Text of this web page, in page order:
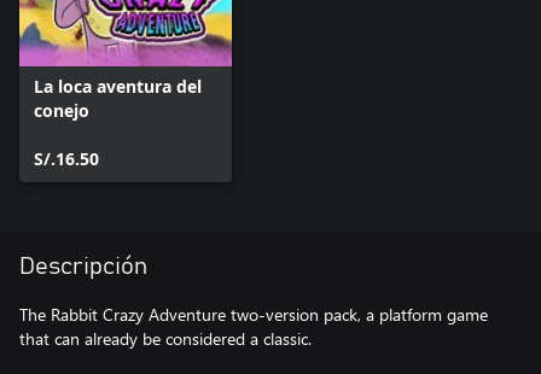
La loca aventura del
conejo
S/.16.50
Descripción
The Rabbit Crazy Adventure two-version pack, a platform game
that can already be considered a classic.